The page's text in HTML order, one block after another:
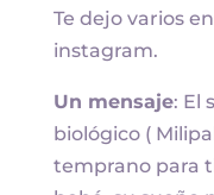
Te dejo varios
instagram.
Un mensaje: El
biológico (
temprano para